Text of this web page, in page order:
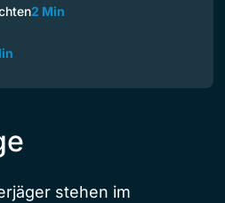
2 Min
stehen im